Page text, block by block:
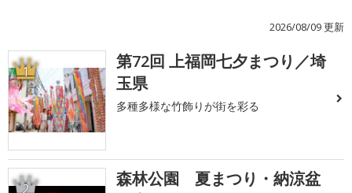
2026/08/09 更新
1
第72回 上福岡七夕まつり／埼
玉県
多種多様な竹飾りが街を彩る
2
森林公園 夏まつり・納涼盆